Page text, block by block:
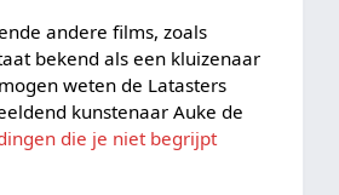
andere films, zoals
bekend als een kluizenaar
weten de Latasters
kunstenaar Auke de
die je niet begrijpt